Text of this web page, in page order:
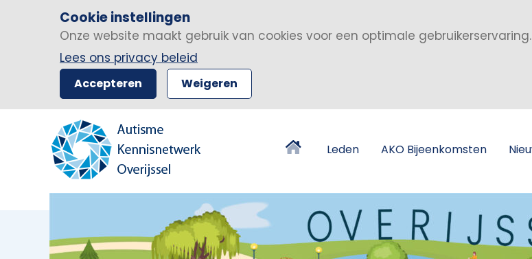
Cookie instellingen
Onze website maakt gebruik van cookies voor een optimale
Lees ons privacy beleid
Accepteren Weigeren
Leden AKO Bijeenkomsten